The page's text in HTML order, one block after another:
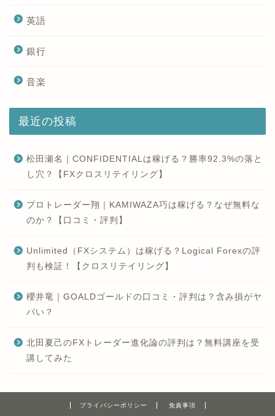
英語
銀行
音楽
最近の投稿
松田瀬名｜CONFIDENTIALは稼げる？勝率92.3%の落と
し穴？【FXクロスリテイリング】
プロトレーダー翔｜KAMIWAZA巧は稼げる？なぜ無料な
のか？【口コミ・評判】
Unlimited（FXシステム）は稼げる？Logical Forexの評
判も検証！【クロスリテイリング】
櫻井竜｜GOALDゴールドの口コミ・評判は？含み損がヤ
バい？
北田夏己のFXトレーダー進化論の評判は？無料講座を受
講してみた
プライバシーポリシー 免責事項